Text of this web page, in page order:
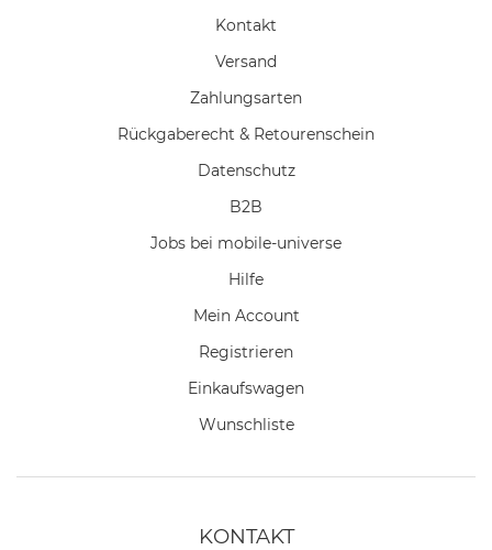
Kontakt
Versand
Zahlungsarten
Rückgaberecht & Retourenschein
Datenschutz
B2B
Jobs bei mobile-universe
Hilfe
Mein Account
Registrieren
Einkaufswagen
Wunschliste
KONTAKT